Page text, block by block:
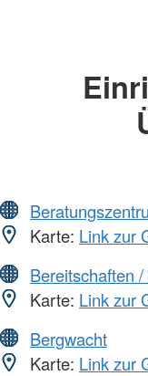
Karte: Link zur
Bereitschaften
Karte: Link zur
Bergwacht
Karte: Link zur